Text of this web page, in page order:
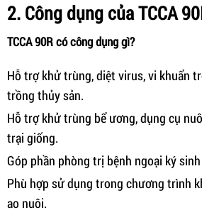
2. Công dụng của TCCA
TCCA 90R có công dụng gì?
Hỗ trợ khử trùng, diệt virus, vi khuẩn
trồng thủy sản.
Hỗ trợ khử trùng bể ương, dụng cụ
trại giống.
Góp phần phòng trị bệnh ngoại ký
Phù hợp sử dụng trong chương trình
ao nuôi.